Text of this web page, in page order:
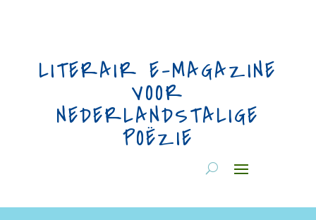
LITERAIR E-MAGAZINE
VOOR
NEDERLANDSTALIGE
POËZIE